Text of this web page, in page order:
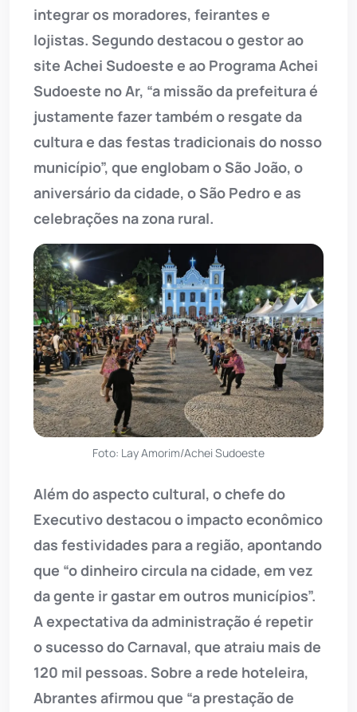
integrar os moradores, feirantes e
lojistas. Segundo destacou o gestor ao
site Achei Sudoeste e ao Programa Achei
Sudoeste no Ar, “a missão da prefeitura é
justamente fazer também o resgate da
cultura e das festas tradicionais do nosso
município”, que englobam o São João, o
aniversário da cidade, o São Pedro e as
celebrações na zona rural.
Foto: Lay Amorim/Achei Sudoeste
Além do aspecto cultural, o chefe do
Executivo destacou o impacto econômico
das festividades para a região, apontando
que “o dinheiro circula na cidade, em vez
da gente ir gastar em outros municípios”.
A expectativa da administração é repetir
o sucesso do Carnaval, que atraiu mais de
120 mil pessoas. Sobre a rede hoteleira,
Abrantes afirmou que “a prestação de